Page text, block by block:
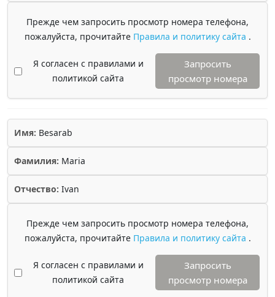
Прежде чем запросить просмотр номера телефона,
пожалуйста, прочитайте Правила и политику сайта .
Я согласен с правилами и
политикой сайта
Запросить
просмотр номера
Имя: Besarab
Фамилия: Maria
Отчество: Ivan
Прежде чем запросить просмотр номера телефона,
пожалуйста, прочитайте Правила и политику сайта .
Я согласен с правилами и
политикой сайта
Запросить
просмотр номера